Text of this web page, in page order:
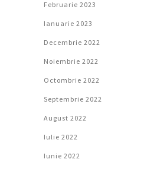
Februarie 2023
Ianuarie 2023
Decembrie 2022
Noiembrie 2022
Octombrie 2022
Septembrie 2022
August 2022
Iulie 2022
Iunie 2022